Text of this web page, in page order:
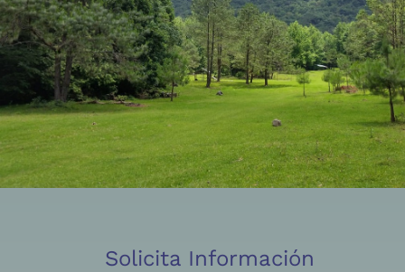
Solicita Información